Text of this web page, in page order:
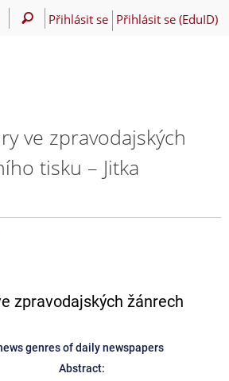
Přihlásit se Přihlásit se (EduID)
ve zpravodajských
tisku – Jitka
zpravodajských žánrech
genres of daily newspapers
Abstract: